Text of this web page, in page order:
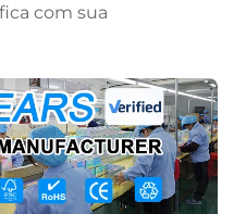
com sua